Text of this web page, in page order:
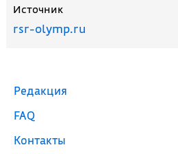
Источник
rsr-olymp.ru
Редакция
FAQ
Контакты